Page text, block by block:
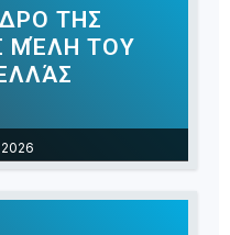
ΤΗΣ
ΜΈΛΗ ΤΟΥ